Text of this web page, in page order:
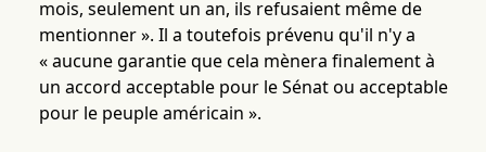
mois, seulement un an, ils refusaient même de
mentionner ». Il a toutefois prévenu qu'il n'y a
« aucune garantie que cela mènera finalement à
un accord acceptable pour le Sénat ou acceptable
pour le peuple américain ».